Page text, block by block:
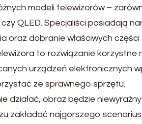
modeli telewizorów –
QLED. Specjaliści posiadają
oraz dobranie właściwych części
to rozwiązanie korzystne
urządzeń elektronicznych
ze sprawnego sprzętu.
działać, obraz będzie
zakładać najgorszego